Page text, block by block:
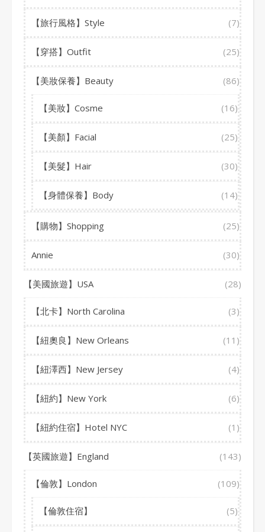
【旅行風格】Style (7)
【穿搭】Outfit (25)
【美妝保養】Beauty (86)
【美妝】Cosme (16)
【美顏】Facial (25)
【美髮】Hair (30)
【身體保養】Body (14)
【購物】Shopping (25)
Annie (30)
【美國旅遊】USA (28)
【北卡】North Carolina (3)
【紐奧良】New Orleans (11)
【紐澤西】New Jersey (4)
【紐約】New York (6)
【紐約住宿】Hotel NYC (1)
【英國旅遊】England (143)
【倫敦】London (109)
【倫敦住宿】 (5)